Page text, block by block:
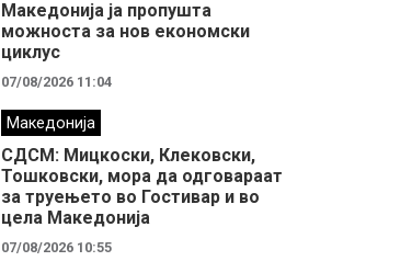
Македонија ја пропушта
можноста за нов економски
циклус
07/08/2026 11:04
Македонија
СДСМ: Мицкоски, Клековски,
Тошковски, мора да одговараат
за труењето во Гостивар и во
цела Македонија
07/08/2026 10:55